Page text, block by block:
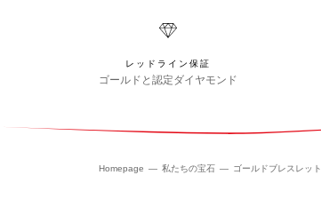
レッドライン保証
ゴールドと認定ダイヤモンド
Homepage 私たちの宝石 ゴールドブレスレット